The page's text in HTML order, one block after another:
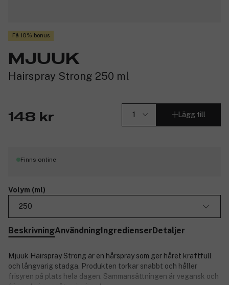
Få 10% bonus
MJUUK
Hairspray Strong 250 ml
148 kr Lägg till
Finns online
Volym (ml)
250
BeskrivningAnvändningIngredienserDetaljer
Mjuuk Hairspray Strong är en hårspray som ger håret kraftfull
och långvarig stadga. Produkten torkar snabbt och håller
frisyren på plats hela dagen. Sammansättningen är vegansk och